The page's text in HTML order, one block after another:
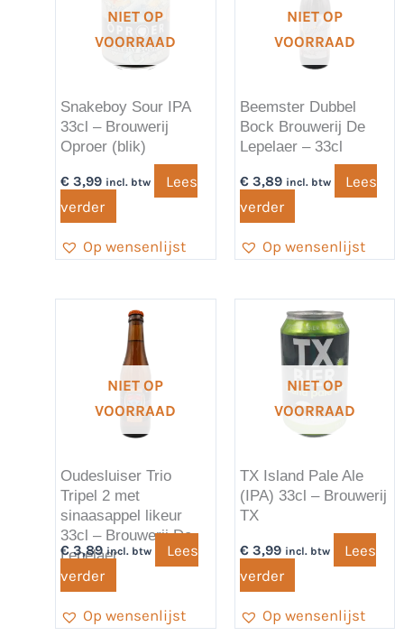
NIET OP
VOORRAAD
Snakeboy Sour IPA
33cl – Brouwerij
Oproer (blik)
€ 3,99 incl. btw
Lees
verder
Op wensenlijst
NIET OP
VOORRAAD
Beemster Dubbel
Bock Brouwerij De
Lepelaer – 33cl
€3,89 incl. btw
Lees
verder
Op wensenlijst
NIET OP
VOORRAAD
Oudesluiser Trio
Tripel 2 met
sinaasappel likeur
33cl – Brouwerij De
Lepelaer
€3,89 incl. btw
Lees
verder
Op wensenlijst
NIET OP
VOORRAAD
TX Island Pale Ale
(IPA) 33cl – Brouwerij
TX
€3,99 incl. btw
Lees
verder
Op wensenlijst